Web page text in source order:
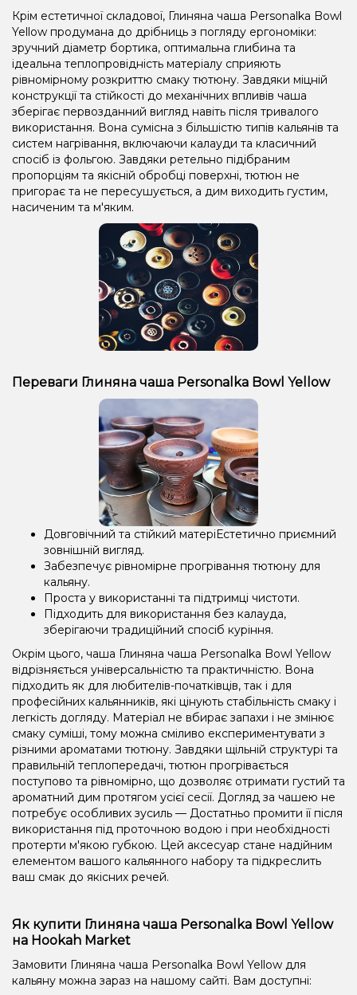
Крім естетичної складової, Глиняна чаша Personalka Bowl
Yellow продумана до дрібниць з погляду ергономіки:
зручний діаметр бортика, оптимальна глибина та
ідеальна теплопровідність матеріалу сприяють
рівномірному розкриттю смаку тютюну. Завдяки міцній
конструкції та стійкості до механічних впливів чаша
зберігає первозданний вигляд навіть після тривалого
використання. Вона сумісна з більшістю типів кальянів та
систем нагрівання, включаючи калауди та класичний
спосіб із фольгою. Завдяки ретельно підібраним
пропорціям та якісній обробці поверхні, тютюн не
пригорає та не пересушується, а дим виходить густим,
насиченим та м'яким.
Переваги Глиняна чаша Personalka Bowl Yellow
Довговічний та стійкий матеріЕстетично приємний
зовнішній вигляд.
Забезпечує рівномірне прогрівання тютюну для
кальяну.
Проста у використанні та підтримці чистоти.
Підходить для використання без калауда,
зберігаючи традиційний спосіб куріння.
Окрім цього, чаша Глиняна чаша Personalka Bowl Yellow
відрізняється універсальністю та практичністю. Вона
підходить як для любителів-початківців, так і для
професійних кальянників, які цінують стабільність смаку і
легкість догляду. Матеріал не вбирає запахи і не змінює
смаку суміші, тому можна сміливо експериментувати з
різними ароматами тютюну. Завдяки щільній структурі та
правильній теплопередачі, тютюн прогрівається
поступово та рівномірно, що дозволяє отримати густий та
ароматний дим протягом усієї сесії. Догляд за чашею не
потребує особливих зусиль — Достатньо промити її після
використання під проточною водою і при необхідності
протерти м'якою губкою. Цей аксесуар стане надійним
елементом вашого кальянного набору та підкреслить
ваш смак до якісних речей.
Як купити Глиняна чаша Personalka Bowl Yellow
на Hookah Market
Замовити Глиняна чаша Personalka Bowl Yellow для
кальяну можна зараз на нашому сайті. Вам доступні: